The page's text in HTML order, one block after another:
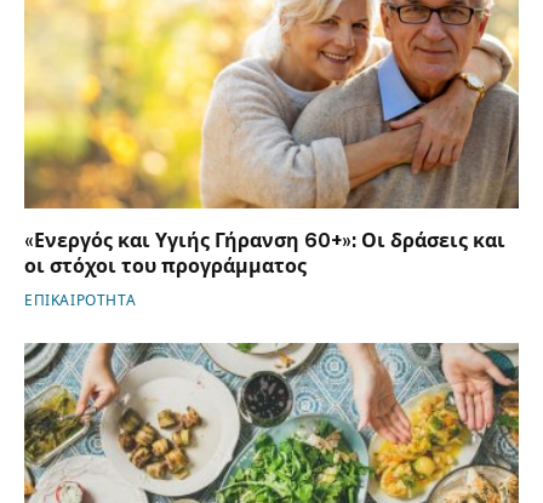
«Ενεργός και Υγιής Γήρανση 60+»: Οι δράσεις και
οι στόχοι του προγράμματος
ΕΠΙΚΑΙΡΟΤΗΤΑ